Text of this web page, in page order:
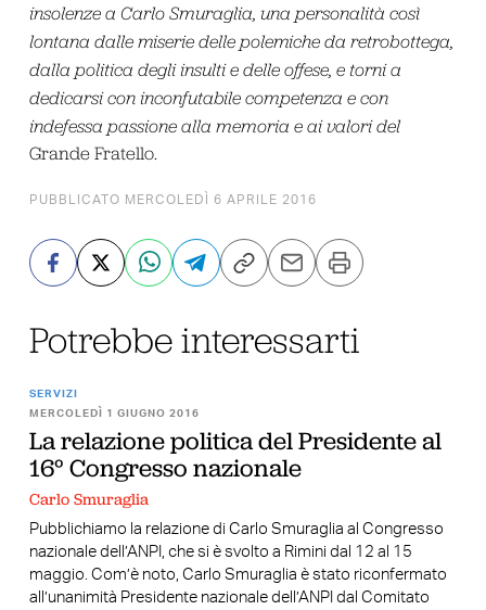
insolenze a Carlo Smuraglia, una personalità così
lontana dalle miserie delle polemiche da retrobottega,
dalla politica degli insulti e delle offese, e torni a
dedicarsi con inconfutabile competenza e con
indefessa passione alla memoria e ai valori del
Grande Fratello.
PUBBLICATO MERCOLEDÌ 6 APRILE 2016
Potrebbe interessarti
SERVIZI
MERCOLEDÌ 1 GIUGNO 2016
La relazione politica del Presidente al
16° Congresso nazionale
Carlo Smuraglia
Pubblichiamo la relazione di Carlo Smuraglia al Congresso
nazionale dell’ANPI, che si è svolto a Rimini dal 12 al 15
maggio. Com’è noto, Carlo Smuraglia è stato riconfermato
all’unanimità Presidente nazionale dell’ANPI dal Comitato